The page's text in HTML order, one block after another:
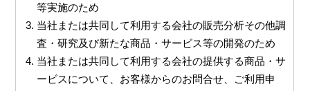
等実施のため
当社または共同して利用する会社の販売分析その他調
査・研究及び新たな商品・サービス等の開発のため
当社または共同して利用する会社の提供する商品・サ
ービスについて、お客様からのお問合せ、ご利用申